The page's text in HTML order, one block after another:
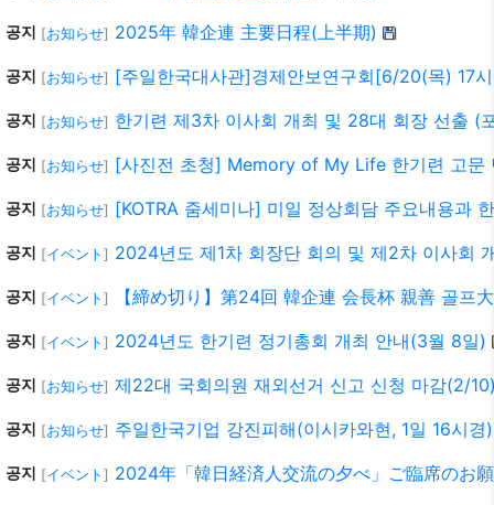
공지 [お知らせ] 2025年 韓企連 主要日程(上半期)
공지 [お知らせ] [주일한국대사관]경제안보연구회[6/20(목) 17
공지 [お知らせ] 한기련 제3차 이사회 개최 및 28대 회장 선출 (
공지 [お知らせ] [사진전 초청] Memory of My Life 한기련 고문
공지 [お知らせ] [KOTRA 줌세미나] 미일 정상회담 주요내용과
공지 [イベント ] 2024년도 제1차 회장단 회의 및 제2차 이사회
공지 [イベント ] 【締め切り】第24回 韓企連 会長杯 親善 골프
공지 [イベント ] 2024년도 한기련 정기총회 개최 안내(3월 8일)
공지 [お知らせ] 제22대 국회의원 재외선거 신고 신청 마감(2/
공지 [お知らせ] 주일한국기업 강진피해(이시카와현, 1일 16시경
공지 [イベント ] 2024年「韓日経済人交流の夕べ」ご臨席のお